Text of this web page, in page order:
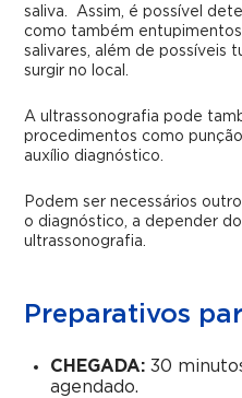
saliva. Assim, é possível
como também
salivares, além de possíveis
surgir no local.
A ultrassonografia pode
procedimentos como
auxílio diagnóstico.
Podem ser necessários
o diagnóstico, a depender
ultrassonografia.
Preparativos
CHEGADA:30
agendado.